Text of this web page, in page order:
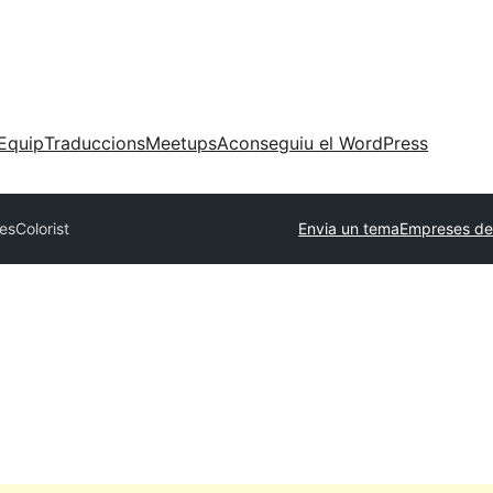
TraduccionsMeetupsAconseguiu el WordPress
Colorist Envia un temaEmpreses